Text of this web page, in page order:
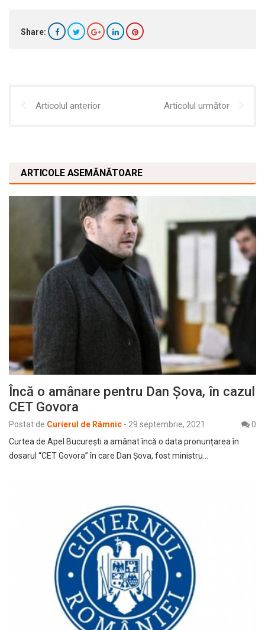
Share:
Articolul anterior Articolul următor
ARTICOLE ASEMĂNĂTOARE
Încă o amânare pentru Dan Șova, în cazul
CET Govora
Postat de Curierul de Râmnic - 29 septembrie, 2021
0
Curtea de Apel București a amânat încă o data pronunțarea în
dosarul “CET Govora” în care Dan Șova, fost ministru…